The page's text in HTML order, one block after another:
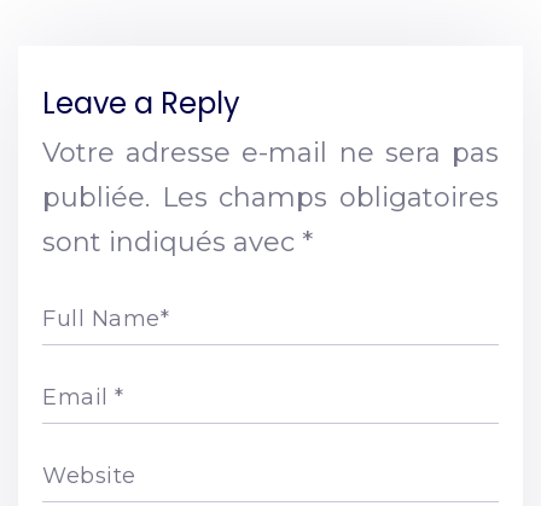
Leave a Reply
Votre adresse e-mail ne sera pas
publiée. Les champs obligatoires
sont indiqués avec *
Full Name*
Email *
Website